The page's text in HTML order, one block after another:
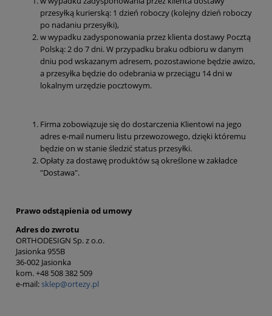
przesyłką kurierską: 1 dzień roboczy (kolejny dzień roboczy
po nadaniu przesyłki),
w wypadku zadysponowania przez klienta dostawy Pocztą
Polską: 2 do 7 dni. W przypadku braku odbioru w danym
dniu pod wskazanym adresem, pozostawione będzie awizo,
a przesyłka będzie do odebrania w przeciągu 14 dni w
lokalnym urzędzie pocztowym.
Firma zobowiązuje się do dostarczenia Klientowi na jego
adres e-mail numeru listu przewozowego, dzięki któremu
będzie on w stanie śledzić status przesyłki.
Opłaty za dostawę produktów są określone w zakładce
"Dostawa".
Prawo odstąpienia od umowy
Adres do zwrotu
ORTHODESIGN Sp. z o.o.
Jasionka 955B
36-002 Jasionka
kom. +48 508 382 509
e-mail:sklep@ortezy.pl